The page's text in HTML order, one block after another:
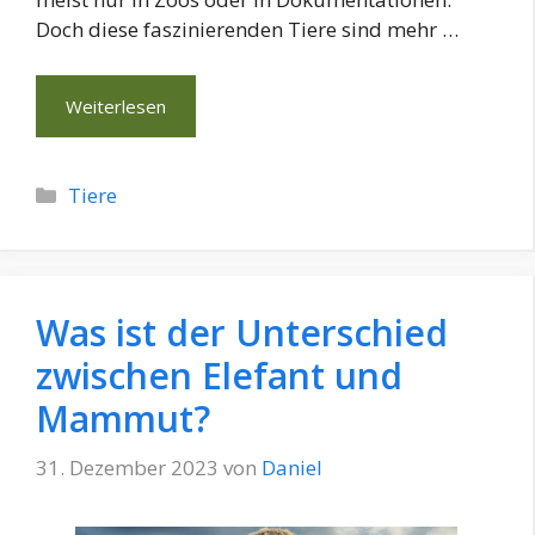
Doch diese faszinierenden Tiere sind mehr …
Weiterlesen
Kategorien
Tiere
Was ist der Unterschied
zwischen Elefant und
Mammut?
31. Dezember 2023 von Daniel